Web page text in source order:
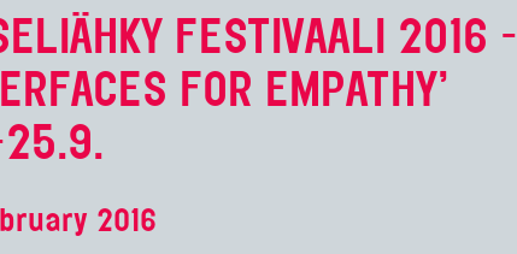
FESTIVAALI 2016 -
FOR EMPATHY’
2016